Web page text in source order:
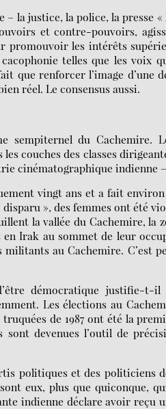
la justice, la police, la presse
et contre-pouvoirs,
les intérêts
telles que les voix
que renforcer l’image d’une
réel. Le consensus aussi.
du Cachemire.
couches des classes
cinématographique indienne
vingt ans et a fait
», des femmes ont été
la vallée du Cachemire, la
Irak au sommet de leur
militants au Cachemire. C’est
démocratique justifie-
Les élections au
de 1987 ont été la
sont devenues l’outil de
politiques et des politiciens
eux, plus que quiconque,
indienne déclare avoir reçu